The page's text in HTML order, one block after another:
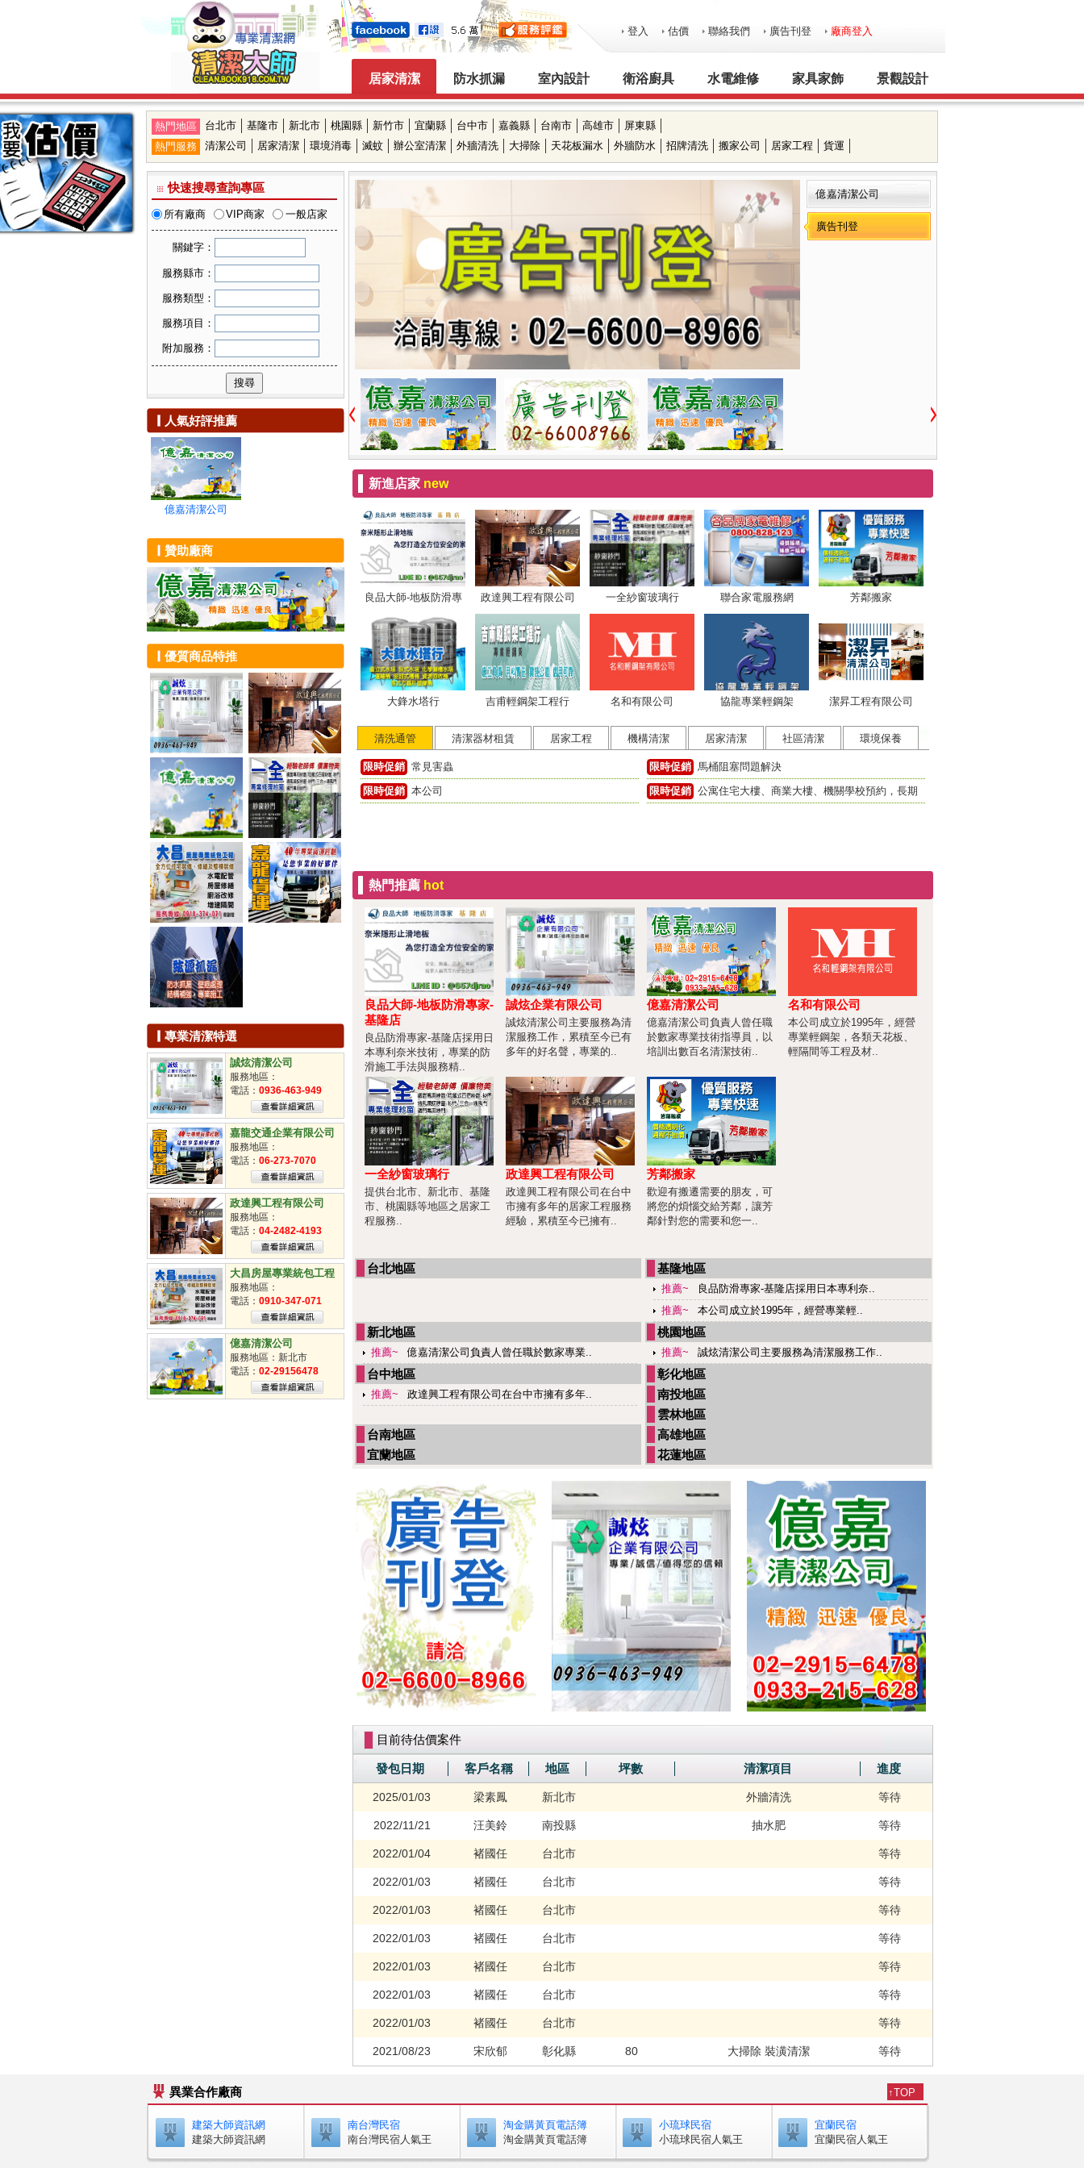
登入 估價 聯絡我們 廣告刊登 廠商登入
居家清潔 防水抓漏 室內設計 衛浴廚具 水電維修 家具家飾 景觀設計
熱門地區 台北市 基隆市 新北市 桃園縣 新竹市 宜蘭縣 台中市 嘉義縣 台南市 高雄市
屏東縣
熱門服務
清潔公司 居家清潔 環境消毒 滅蚊 辦公室清潔 外牆清洗 大掃除 天花板漏水 外牆防水 招牌清洗 搬家公司 居家工程 貨運
快速搜尋查詢專區
所有廠商 VIP商家 一般店家
關鍵字：
服務縣市：
可複選縣市
台北市
新北市
桃園縣
新竹市
新竹縣
苗栗縣
高雄市
宜蘭縣
花蓮縣
台東縣
澎湖縣
金門縣
服務類型：
可複選服務類型
居家清潔
除蟲消毒
社區清潔
清洗通管
清潔器材租賃
服務項目：
可複選服務項目
廚房清潔
浴室清潔
陽台打掃
地毯清洗
屋頂清洗
油漆工程
辦公家具清潔
泳池清洗
辦公室清潔
外牆清洗
化糞池投藥
殺菌消毒
除跳蚤
滅蟑
滅鼠
除蟲
白蟻防治
滅蚊
除臭工程
抽水肥
下水道清洗
儲油槽清洗
汙水池處理
洗水塔
通水溝
通水管
鐘點清潔工
不定時派遣
定時派遣
掃街車派遣
臨時工
清潔工
附加服務：
可複選附加服務
貨運、回頭車
家電維修
油漆粉刷
廢棄物清運
人氣好評推薦
億嘉清潔公司
贊助廠商
優質商品特推
專業清潔特選
誠炫清潔公司
服務地區：
電話： 0936-463-949
嘉龍交通企業有限公司
服務地區：
電話： 06-273-7070
政達興工程有限公司
服務地區：
電話： 04-2482-4193
大昌房屋專業統包工程
服務地區：
電話： 0910-347-071
億嘉清潔公司
服務地區：新北市
電話： 02-29156478
億嘉清潔公司
廣告刊登
新進店家 new
良品大師-地板防滑專
政達興工程有限公司 一全紗窗玻璃行 聯合家電服務網 芳鄰搬家
大鋒水塔行 吉甫輕鋼架工程行 名和有限公司 協龍專業輕鋼架 潔昇工程有限公司
清洗通管 清潔器材租賃 居家工程 機構清潔 居家清潔 社區清潔 環境保養
限時促銷 常見害蟲 限時促銷 馬桶阻塞問題解決
限時促銷 本公司 限時促銷 公寓住宅大樓、商業大樓、機關學校預約，長期
配合專案優惠。
熱門推薦 hot
良品大師-地板防滑專家-
基隆店
良品防滑專家-基隆店採用日
本專利奈米技術，專業的防
滑施工手法與服務精..
誠炫企業有限公司
誠炫清潔公司主要服務為清
潔服務工作，累積至今已有
多年的好名聲，專業的..
億嘉清潔公司
億嘉清潔公司負責人曾任職
於數家專業技術指導員，以
培訓出數百名清潔技術..
名和有限公司
本公司成立於1995年，經營
專業輕鋼架，各類天花板、
輕隔間等工程及材..
一全紗窗玻璃行
提供台北市、新北市、基隆
市、桃園縣等地區之居家工
程服務..
政達興工程有限公司
政達興工程有限公司在台中
市擁有多年的居家工程服務
經驗，累積至今已擁有..
芳鄰搬家
歡迎有搬遷需要的朋友，可
將您的煩惱交給芳鄰，讓芳
鄰針對您的需要和您一..
台北地區 基隆地區
推薦~
良品防滑專家-基隆店採用日本專利奈..
推薦~
本公司成立於1995年，經營專業輕..
新北地區
推薦~ 億嘉清潔公司負責人曾任職於數家專業..
桃園地區
推薦~ 誠炫清潔公司主要服務為清潔服務工作..
台中地區
推薦~ 政達興工程有限公司在台中市擁有多年..
彰化地區
南投地區
雲林地區
台南地區
高雄地區
宜蘭地區
花蓮地區
目前待估價案件
發包日期 客戶名稱 地區 坪數 清潔項目 進度
2025/01/03 梁素鳳 新北市 外牆清洗 等待
2022/11/21 汪美鈴 南投縣 抽水肥 等待
2022/01/04 褚國任 台北市 等待
2022/01/03 褚國任 台北市 等待
2022/01/03 褚國任 台北市 等待
2022/01/03 褚國任 台北市 等待
2022/01/03 褚國任 台北市 等待
2022/01/03 褚國任 台北市 等待
2022/01/03 褚國任 台北市 等待
2021/08/23 宋欣郁 彰化縣 80 大掃除 裝潢清潔 等待
2021/06/09 李紀青 台北市 111 廚房清潔 浴室清潔 陽台打掃 等待
2021/06/09 李紀青 台北市 111 廚房清潔 等待
2021/06/08 李紀青 台北市 200 廚房清潔 等待
異業合作廠商 ↑TOP
建築大師資訊網
建築大師資訊網
南台灣民宿
南台灣民宿人氣王
淘金購黃頁電話簿
淘金購黃頁電話簿
小琉球民宿
小琉球民宿人氣王
宜蘭民宿
宜蘭民宿人氣王